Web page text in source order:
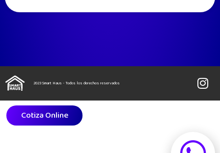
2023 Smart Haus - Todos los derechos reservados
Cotiza Online